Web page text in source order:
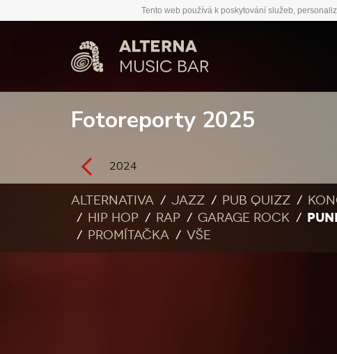
Tento web používá k poskytování služeb,
Fotoreporty 2025
2024
Alternativa Jazz Pub quizz
Hip Hop
Rap Garage rock
Promítačka
Vše